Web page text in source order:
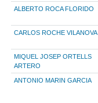
ALBERTO ROCA FLORIDO
CARLOS ROCHE VILANOVA
MIQUEL JOSEP ORTELLS
ARTERO
ANTONIO MARIN GARCIA